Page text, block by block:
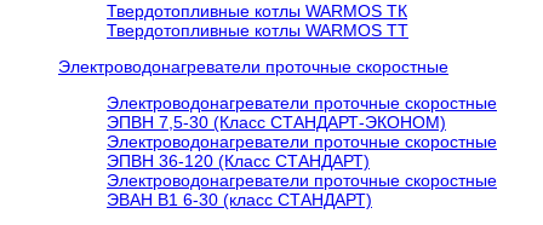
Твердотопливные котлы WARMOS TК
Твердотопливные котлы WARMOS TT
Электроводонагреватели проточные скоростные
Электроводонагреватели проточные скоростные
ЭПВН 7,5-30 (Класс СТАНДАРТ-ЭКОНОМ)
Электроводонагреватели проточные скоростные
ЭПВН 36-120 (Класс СТАНДАРТ)
Электроводонагреватели проточные скоростные
ЭВАН В1 6-30 (класс СТАНДАРТ)